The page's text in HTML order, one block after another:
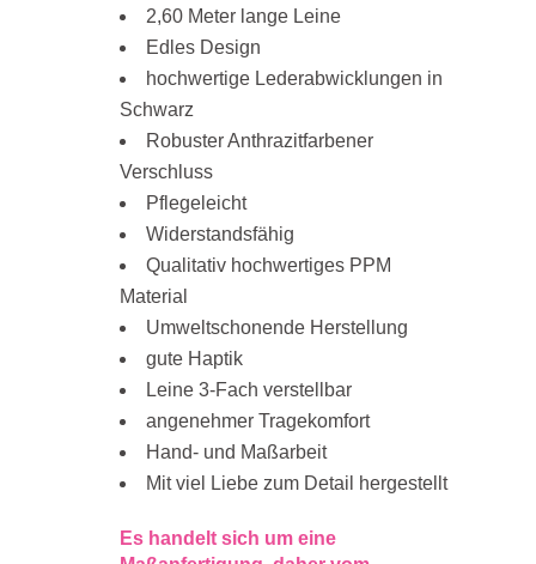
2,60 Meter lange Leine
Edles Design
hochwertige Lederabwicklungen in
Schwarz
Robuster Anthrazitfarbener
Verschluss
Pflegeleicht
Widerstandsfähig
Qualitativ hochwertiges PPM
Material
Umweltschonende Herstellung
gute Haptik
Leine 3-Fach verstellbar
angenehmer Tragekomfort
Hand- und Maßarbeit
Mit viel Liebe zum Detail hergestellt
Es handelt sich um eine